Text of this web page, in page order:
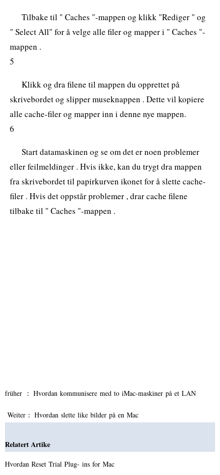
Tilbake til " Caches "-mappen og klikk "Rediger " og
" Select All" for å velge alle filer og mapper i " Caches "-
mappen .
5
Klikk og dra filene til mappen du opprettet på
skrivebordet og slipper museknappen . Dette vil kopiere
alle cache-filer og mapper inn i denne nye mappen.
6
Start datamaskinen og se om det er noen problemer
eller feilmeldinger . Hvis ikke, kan du trygt dra mappen
fra skrivebordet til papirkurven ikonet for å slette cache-
filer . Hvis det oppstår problemer , drar cache filene
tilbake til " Caches "-mappen .
früher ： Hvordan kommunisere med to iMac-maskiner på et LAN
Weiter： Hvordan slette like bilder på en Mac
Relatert Artike
Hvordan Reset Trial Plug- ins for Mac